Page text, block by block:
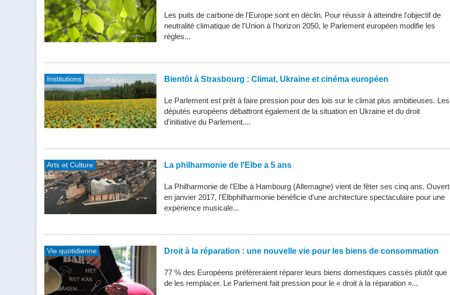
Les puits de carbone de l'Europe sont en déclin. Pour réussir à atteindre l'objectif de
neutralité climatique de l'Union à l'horizon 2050, le Parlement européen modifie les
règles...
Institutions Bientôt à Strasbourg : Climat, Ukraine et cinéma européen
Le Parlement est prêt à faire pression pour des lois sur le climat plus ambitieuses. Les
députés européens débattront également de la situation en Ukraine et du droit
d'initiative du Parlement....
Arts et Culture La philharmonie de l'Elbe a 5 ans
La Philharmonie de l'Elbe à Hambourg (Allemagne) vient de fêter ses cinq ans. Ouvert
en janvier 2017, l'Elbphilharmonie bénéficie d'une architecture spectaculaire pour une
expérience musicale...
Vie quotidienne Droit à la réparation : une nouvelle vie pour les biens de consommation
77 % des Européens préféreraient réparer leurs biens domestiques cassés plutôt que
de les remplacer. Le Parlement fait pression pour le « droit à la réparation »...